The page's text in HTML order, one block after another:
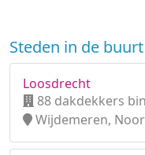
Steden in de buurt
Loosdrecht
88 dakdekkers
Wijdemeren,